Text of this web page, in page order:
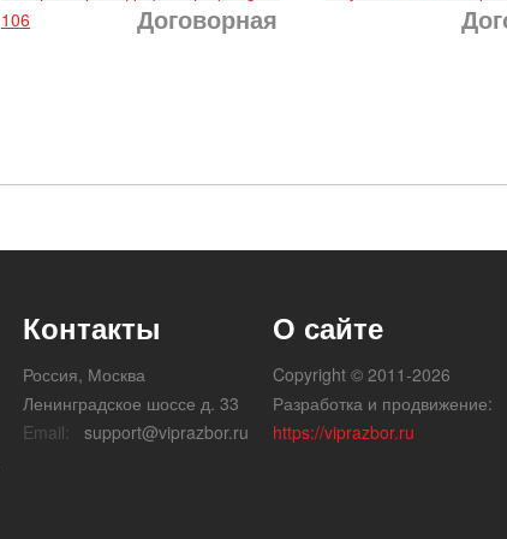
106
Договорная
Контакты
Россия, Москва
Ленинградское шоссе д. 33
Email:
support@viprazbor.ru
О сайте
Copyright © 2011-2026
Разработка и продвижение:
https://viprazbor.ru